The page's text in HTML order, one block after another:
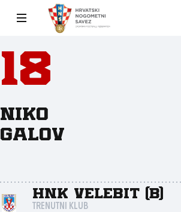
18
Niko
Galov
HNK Velebit (B)
TRENUTNI KLUB